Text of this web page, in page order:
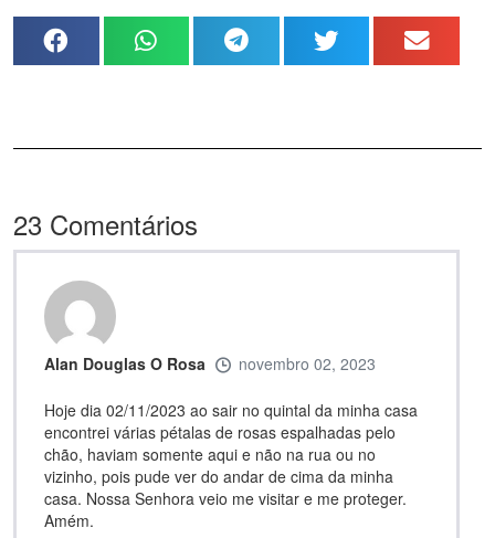
23 Comentários
Alan Douglas O Rosa novembro 02, 2023
Hoje dia 02/11/2023 ao sair no quintal da minha casa
encontrei várias pétalas de rosas espalhadas pelo
chão, haviam somente aqui e não na rua ou no
vizinho, pois pude ver do andar de cima da minha
casa. Nossa Senhora veio me visitar e me proteger.
Amém.